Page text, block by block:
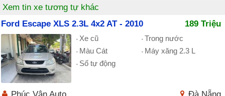
Xem tin xe tương tự khác
Ford Escape XLS 2.3L 4x2 AT - 2010
189 Triệu
Xe cũ
Trong nước
Màu Cát
Máy xăng 2.3 L
Số tự động